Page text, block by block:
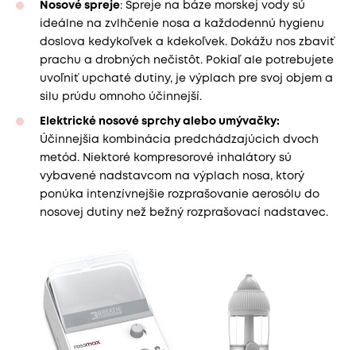
Nosové spreje: Spreje na báze morskej vody sú
ideálne na zvlhčenie nosa a každodennú hygienu
doslova kedykoľvek a kdekoľvek. Dokážu nos zbaviť
prachu a drobných nečistôt. Pokiaľ ale potrebujete
uvoľniť upchaté dutiny, je výplach pre svoj objem a
silu prúdu omnoho účinnejší.
Elektrické nosové sprchy alebo umývačky:
Účinnejšia kombinácia predchádzajúcich dvoch
metód. Niektoré kompresorové inhalátory sú
vybavené nadstavcom na výplach nosa, ktorý
ponúka intenzívnejšie rozprašovanie aerosólu do
nosovej dutiny než bežný rozprašovací nadstavec.